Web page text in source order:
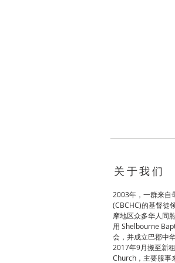
关于我们
2003年，一群来自
(CBCHC)的基督徒
摩地区众多华人同
用 Shelbourne
会，并成立巴郡中
2017年9月搬至新
Church，主要服事